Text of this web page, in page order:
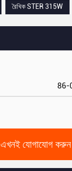
86-
এখনই যোগাযোগ করুন
রৈখিক STER 315W